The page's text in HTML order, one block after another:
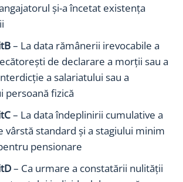
și-a încetat existența
– La data rămânerii irevocabile a
de declarare a morții sau a
a salariatului sau a
persoană fizică
– La data îndeplinirii cumulative a
vârstă standard și a stagiului minim
pensionare
– Ca urmare a constatării nulității